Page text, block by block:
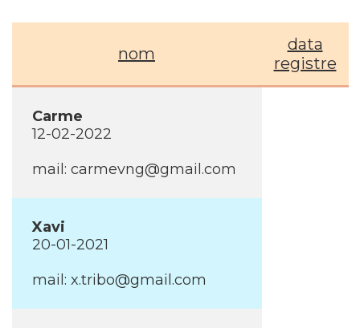
nom
data
registre
Carme
12-02-2022
mail: carmevng@gmail.com
Xavi
20-01-2021
mail: x.tribo@gmail.com